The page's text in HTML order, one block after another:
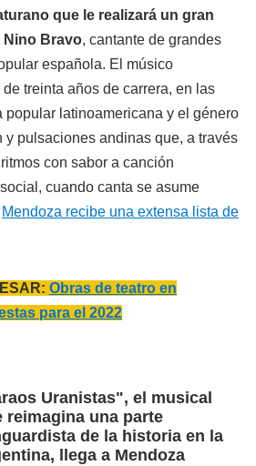
que le realizará un gran
Nino Bravo, cantante de grandes
española. El músico
treinta años de carrera, en las
popular latinoamericana y el género
y pulsaciones andinas que, a través
con sabor a canción
cuando canta se asume
Mendoza recibe una extensa lista de
Obras de teatro en
para el 2022
Uranistas", el musical
reimagina una parte
de la historia en la
llega a Mendoza